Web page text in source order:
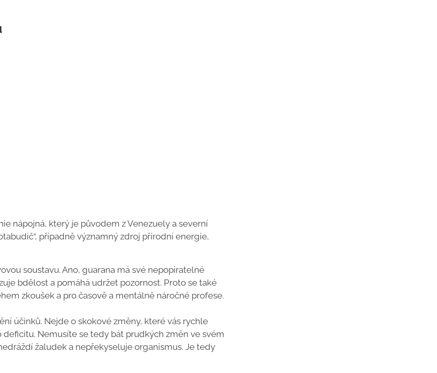
nápojná, který je původem z Venezuely a severní
případně významný zdroj přírodní energie,
soustavu. Ano, guarana má své nepopiratelné
bdělost a pomáhá udržet pozornost. Proto se také
zkoušek a pro časově a mentálně náročné profese.
účinků. Nejde o skokové změny, které vás rychle
Nemusíte se tedy bát prudkých změn ve svém
žaludek a nepřekyseluje organismus. Je tedy